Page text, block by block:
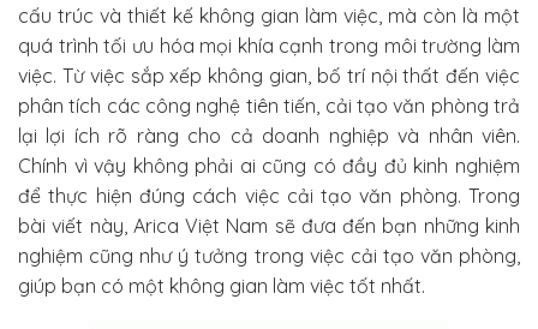
cấu trúc và thiết kế không gian làm việc, mà còn là một
quá trình tối ưu hóa mọi khía cạnh trong môi trường làm
việc. Từ việc sắp xếp không gian, bố trí nội thất đến việc
phân tích các công nghệ tiên tiến, cải tạo văn phòng trả
lại lợi ích rõ ràng cho cả doanh nghiệp và nhân viên.
Chính vì vậy không phải ai cũng có đầy đủ kinh nghiệm
để thực hiện đúng cách việc cải tạo văn phòng. Trong
bài viết này, Arica Việt Nam sẽ đưa đến bạn những kinh
nghiệm cũng như ý tưởng trong việc cải tạo văn phòng,
giúp bạn có một không gian làm việc tốt nhất.